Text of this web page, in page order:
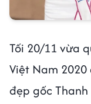
Tối 20/11 vừa
Việt Nam 2020
đẹp gốc